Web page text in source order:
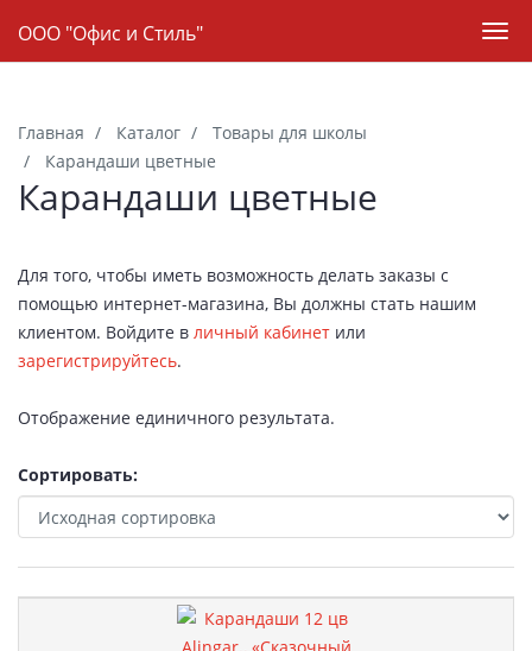
content
Навигация
ООО "Офис и Стиль"
Главная Каталог
Товары для школы
Карандаши цветные
Карандаши цветные
Для того, чтобы иметь возможность делать заказы с
помощью интернет-магазина, Вы должны стать нашим
клиентом. Войдите в личный кабинет или
зарегистрируйтесь.
Отображение единичного результата.
Сортировать: